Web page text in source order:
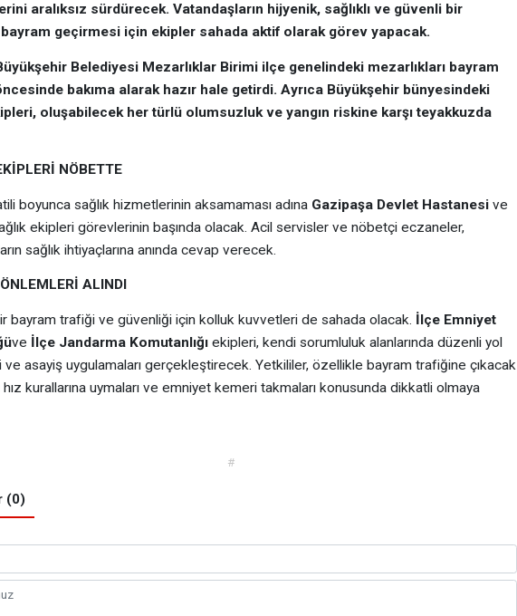
aralıksız sürdürecek. Vatandaşların hijyenik, sağlıklı ve güvenli bir
geçirmesi için ekipler sahada aktif olarak görev yapacak.
Belediyesi Mezarlıklar Birimi ilçe genelindeki mezarlıkları bayram
bakıma alarak hazır hale getirdi. Ayrıca Büyükşehir bünyesindeki
oluşabilecek her türlü olumsuzluk ve yangın riskine karşı teyakkuzda
NÖBETTE
boyunca sağlık hizmetlerinin aksamaması adına Gazipaşa Devlet Hastanesive
ekipleri görevlerinin başında olacak. Acil servisler ve nöbetçi eczaneler,
sağlık ihtiyaçlarına anında cevap verecek.
ALINDI
bayram trafiği ve güvenliği için kolluk kuvvetleri de sahada olacak. İlçe Emniyet
ve İlçe Jandarma Komutanlığıekipleri, kendi sorumluluk alanlarında düzenli yol
asayiş uygulamaları gerçekleştirecek. Yetkililer, özellikle bayram trafiğine çıkacak
kurallarına uymaları ve emniyet kemeri takmaları konusunda dikkatli olmaya
#
(0)